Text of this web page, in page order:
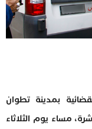
بمدينة تطوان
مساء يوم الثلاثاء